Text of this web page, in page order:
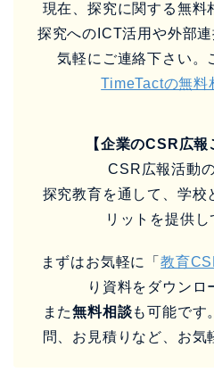
現在、探究に関する無料
探究へのICT活用や外部
気軽にご連絡下さい。
TimeTactの無料
【企業のCSR広報
CSR広報活動
探究教育を通して、学校
リットを提供
まずはお気軽に「教育
り資料をダウンロ
また無料相談も可能です
問、お見積りなど、お気